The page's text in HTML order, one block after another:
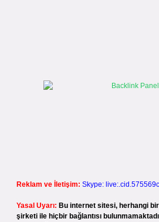
Reklam ve İletişim: Skype:
Yasal Uyarı: Bu internet sitesi, herhangi
şirketi ile hiçbir bağlantısı